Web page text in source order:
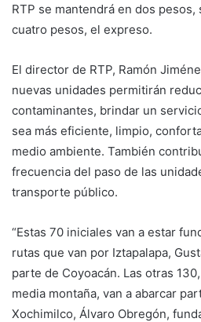
RTP se mantendrá en dos
cuatro pesos, el expreso.
El director de RTP, Ramón
nuevas unidades permitirán
contaminantes, brindar un
sea más eficiente, limpio,
medio ambiente. También
frecuencia del paso de las
transporte público.
“Estas 70 iniciales van a estar
rutas que van por Iztapalapa,
parte de Coyoacán. Las otras
media montaña, van a abarcar
Xochimilco, Álvaro Obregón,